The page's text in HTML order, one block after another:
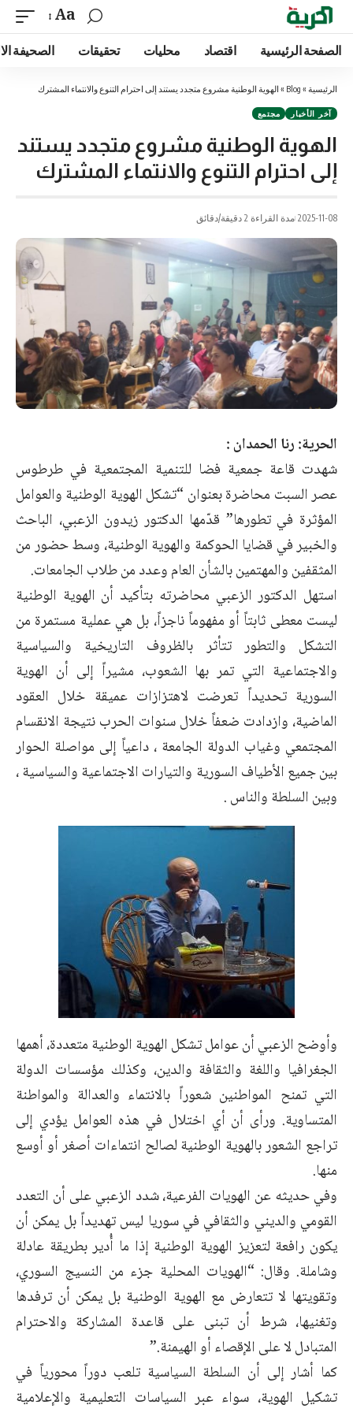
Aa
الصفحة الرئيسية اقتصاد محليات تحقيقات الصحيفة
الرئيسية »
Blog
» الهوية الوطنية مشروع متجدد يستند إلى احترام التنوع والانتماء المشترك
آخر الأخبار مجتمع
الهوية الوطنية مشروع متجدد يستند
إلى احترام التنوع والانتماء المشترك
2025-11-08 مدة القراءة 2 دقيقة/دقائق
الحرية: رنا الحمدان :
شهدت قاعة جمعية فضا للتنمية المجتمعية في طرطوس
عصر السبت محاضرة بعنوان “تشكل الهوية الوطنية والعوامل
المؤثرة في تطورها” قدّمها الدكتور زيدون الزعبي، الباحث
والخبير في قضايا الحوكمة والهوية الوطنية، وسط حضور من
المثقفين والمهتمين بالشأن العام وعدد من طلاب الجامعات.
استهل الدكتور الزعبي محاضرته بتأكيد أن الهوية الوطنية
ليست معطى ثابتاً أو مفهوماً ناجزاً، بل هي عملية مستمرة من
التشكل والتطور تتأثر بالظروف التاريخية والسياسية
والاجتماعية التي تمر بها الشعوب، مشيراً إلى أن الهوية
السورية تحديداً تعرضت لاهتزازات عميقة خلال العقود
الماضية، وازدادت ضعفاً خلال سنوات الحرب نتيجة الانقسام
المجتمعي وغياب الدولة الجامعة ، داعياً إلى مواصلة الحوار
بين جميع الأطياف السورية والتيارات الاجتماعية والسياسية ،
وبين السلطة والناس .
وأوضح الزعبي أن عوامل تشكل الهوية الوطنية متعددة، أهمها
الجغرافيا واللغة والثقافة والدين، وكذلك مؤسسات الدولة
التي تمنح المواطنين شعوراً بالانتماء والعدالة والمواطنة
المتساوية. ورأى أن أي اختلال في هذه العوامل يؤدي إلى
تراجع الشعور بالهوية الوطنية لصالح انتماءات أصغر أو أوسع
منها.
وفي حديثه عن الهويات الفرعية، شدد الزعبي على أن التعدد
القومي والديني والثقافي في سوريا ليس تهديداً بل يمكن أن
يكون رافعة لتعزيز الهوية الوطنية إذا ما أُدير بطريقة عادلة
وشاملة. وقال: “الهويات المحلية جزء من النسيج السوري،
وتقويتها لا تتعارض مع الهوية الوطنية بل يمكن أن ترفدها
وتغنيها، شرط أن تبنى على قاعدة المشاركة والاحترام
المتبادل لا على الإقصاء أو الهيمنة.”
كما أشار إلى أن السلطة السياسية تلعب دوراً محورياً في
تشكيل الهوية، سواء عبر السياسات التعليمية والإعلامية